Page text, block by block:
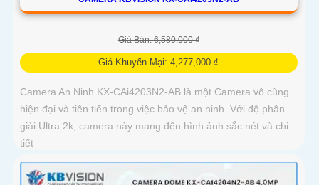
Giá Bán: 6,580,000 ₫
Giá Khuyến Mại: 4,277,000 ₫
Camera An Ninh KX-CAi4203N2-AB là một Camera vô cùng
hiện đại và tiên tiến trong việc bảo vệ an ninh. Với độ phân
giải Ultra 2k, camera này mang đến hình ảnh sắc nét và chi
tiết